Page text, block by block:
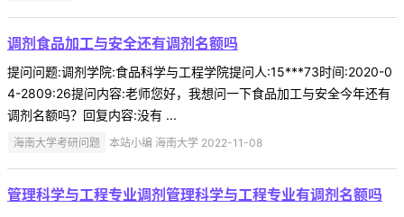
调剂食品加工与安全还有调剂名额吗
提问问题:调剂学院:食品科学与工程学院提问人:15***73时间:2020-0
4-2809:26提问内容:老师您好，我想问一下食品加工与安全今年还有
调剂名额吗？回复内容:没有 ...
海南大学考研问题 本站小编 海南大学 2022-11-08
管理科学与工程专业调剂管理科学与工程专业有调剂名额吗